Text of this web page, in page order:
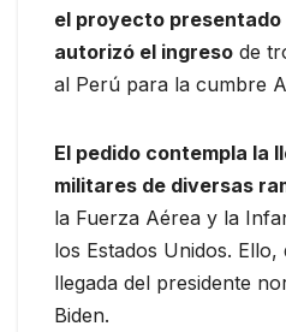
el proyecto
autorizó el ingreso de
al Perú para la cumbre
El pedido contempla la
militares de diversas
la Fuerza Aérea y la
los Estados Unidos.
llegada del presidente
Biden.